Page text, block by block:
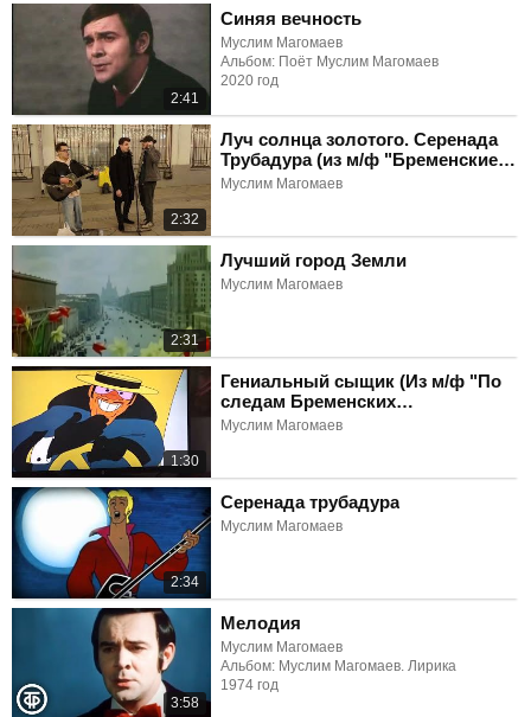
2:41
Синяя вечность
Муслим Магомаев
Альбом: Поёт Муслим Магомаев
2020 год
2:32
Луч солнца золотого. Серенада
Трубадура (из м/ф "Бременские
музыканты")
Муслим Магомаев
2:31
Лучший город Земли
Муслим Магомаев
1:30
Гениальный сыщик (Из м/ф "По
следам Бременских
музыкантов")
Муслим Магомаев
2:34
Серенада трубадура
Муслим Магомаев
3:58
Мелодия
Муслим Магомаев
Альбом: Муслим Магомаев. Лирика
1974 год